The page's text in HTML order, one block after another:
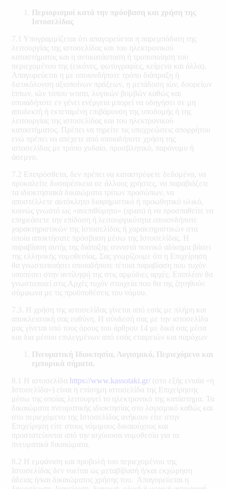
Περιορισμοί κατά την πρόσβαση και χρήση της
Ιστοσελίδας
7.1 Υπογραμμίζεται ότι απαγορεύεται η παρεμπόδιση της
λειτουργίας της ιστοσελίδας και του ηλεκτρονικού
καταστήματος και η αντικατάσταση ή τροποποίηση του
περιεχομένου της (εικόνες, φωτογραφίες, κείμενα και άλλα).
Απαγορεύεται η με οποιονδήποτε τρόπο διάπραξη ή
διευκόλυνση αξιοποίνων πράξεων, η μετάδοση ιών, δουρείων
ίππων, ιών τύπου worm, λογικών βομβών καθώς και
οποιαδήποτε εν γένει ενέργεια μπορεί να οδηγήσει σε μη
αποδεκτή ή εκτεταμένη επιβάρυνση της υποδομής ή της
λειτουργίας της ιστοσελίδας και του ηλεκτρονικού
καταστήματος. Πρέπει να τηρείτε τις υποχρεώσεις απορρήτου
ενώ πρέπει να απέχετε από οποιαδήποτε χρήση της
ιστοσελίδας με τρόπο χυδαίο, προσβλητικό, παράνομο ή
άσεμνο.
7.2 Επιπρόσθετα, δεν πρέπει να καταστρέφετε δεδομένα, να
προκαλείτε δυσαρέσκεια σε άλλους χρήστες, να παραβιάζετε
τα ιδιοκτησιακά δικαιώματα τρίτων προσώπων, να
αποστέλλετε αυτόκλητο διαφημιστικό ή προωθητικό υλικό,
κοινώς γνωστό ως «ανεπιθύμητο» (spam) ή να προσπαθείτε να
επηρεάσετε την επίδοση ή λειτουργικότητα οποιονδήποτε
χαρακτηριστικών της Ιστοσελίδας ή χαρακτηριστικών στα
οποία αποκτήσατε πρόσβαση μέσω της Ιστοσελίδας. Η
παραβίαση αυτής της διάταξης συνιστά ποινικό αδίκημα βάσει
της ελληνικής νομοθεσίας. Σας γνωρίζουμε ότι η Επιχείρηση
θα γνωστοποιήσει οποιαδήποτε τέτοια παραβίαση που τυχόν
υποπέσει στην αντίληψή της στις αρμόδιες αρχές. Επιπλέον θα
γνωστοποιεί στις Αρχές τυχόν στοιχεία που θα της ζητηθούν
σύμφωνα με τις προϋποθέσεις του νόμου.
7.3. Η χρήση της ιστοσελίδας γίνεται από εσάς με πλήρη και
αποκλειστική σας ευθύνη. Η σύνδεσή σας με την ιστοσελίδα
μας γίνεται υπό τους όρους του άρθρου 14 με δικά σας μέσα
και δια μέσου επιλεγμένων από εσάς εταιρειών και παρόχων
Πνευματική Ιδιοκτησία, Λογισμικό, Περιεχόμενο και
εμπορικά σήματα.
8.1 Η ιστοσελίδα https://www.kassotaki.gr/ (στο εξής ενιαία «η
Ιστοσελίδα») είναι η επίσημη ιστοσελίδα της Επιχείρησης
μέσω της οποίας λειτουργεί το ηλεκτρονικό της κατάστημα. Τα
δικαιώματα πνευματικής ιδιοκτησίας στο λογισμικό καθώς και
στο περιεχόμενο της Ιστοσελίδας ανήκουν είτε στην
Επιχείρηση είτε στους νόμιμους δικαιούχους και
προστατεύονται από την ισχύουσα νομοθεσία για τα
πνευματικά δικαιώματα.
8.2 Η εμφάνιση και προβολή του περιεχομένου της
Ιστοσελίδας δεν νοείται ως μεταβίβασή ή/και εκχώρηση
άδειας ή/και δικαιώματος χρήσης του. Απαγορεύεται η